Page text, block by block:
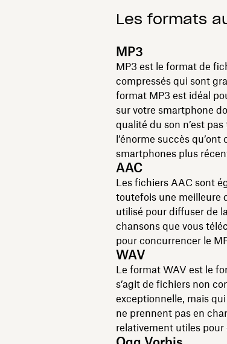
Les formats
MP3
MP3 est le format de
compressés qui sont
format MP3 est idéal
sur votre smartphone
qualité du son n’est
l’énorme succès
smartphones plus
AAC
Les fichiers AAC sont
toutefois une meilleure
utilisé pour diffuser de
chansons que vous
pour concurrencer le
WAV
Le format WAV est le
s’agit de fichiers non
exceptionnelle, mais
ne prennent pas en
relativement utiles